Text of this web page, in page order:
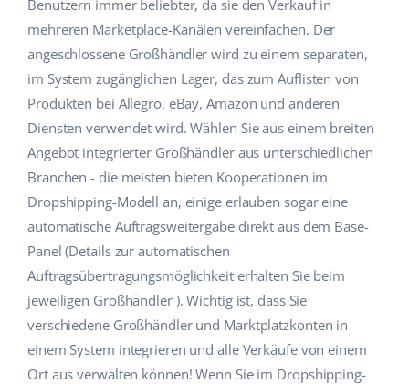
Marktplatz-Manager
Workflow-Automatisierung
Versandmanagement
Preisautomatisierung
KI für E-Commerce
Ecosystem
Base Analytics
Base Connect
Produkte für Kinder
Elektronik
Autoteile
Supermarkt
Health & Beauty
Mode
Hilfe
Akademie
Marketplace Ebook
Blog
Dienstleistungen
Systemimplementierungen
Base.com Audit
Andere
english (GB)
english (IN)
čeština
deutsch
Ελληνικά
español (AR)
español (MX)
Français
Benutzern immer beliebter, da sie den Verkauf in
mehreren Marketplace-Kanälen vereinfachen. Der
angeschlossene Großhändler wird zu einem separaten,
im System zugänglichen Lager, das zum Auflisten von
Produkten bei Allegro, eBay, Amazon und anderen
Diensten verwendet wird. Wählen Sie aus einem breiten
Angebot integrierter Großhändler aus unterschiedlichen
Branchen - die meisten bieten Kooperationen im
Dropshipping-Modell an, einige erlauben sogar eine
automatische Auftragsweitergabe direkt aus dem Base-
Panel (Details zur automatischen
Auftragsübertragungsmöglichkeit erhalten Sie beim
jeweiligen Großhändler ). Wichtig ist, dass Sie
verschiedene Großhändler und Marktplatzkonten in
einem System integrieren und alle Verkäufe von einem
Ort aus verwalten können! Wenn Sie im Dropshipping-